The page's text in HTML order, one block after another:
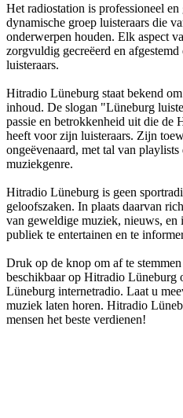
Het radiostation is professioneel
dynamische groep luisteraars die
onderwerpen houden. Elk aspect
zorgvuldig gecreëerd en
luisteraars.
Hitradio Lüneburg staat bekend
inhoud. De slogan "Lüneburg
passie en betrokkenheid uit die de
heeft voor zijn luisteraars. Zijn
ongeëvenaard, met tal van
muziekgenre.
Hitradio Lüneburg is geen
geloofszaken. In plaats daarvan
van geweldige muziek, nieuws, en
publiek te entertainen en te
Druk op de knop om af te
beschikbaar op Hitradio Lüneburg
Lüneburg internetradio. Laat u
muziek laten horen. Hitradio
mensen het beste verdienen!